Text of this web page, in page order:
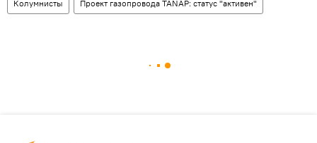
Колумнисты Проект газопровода TANAP: статус "активен"